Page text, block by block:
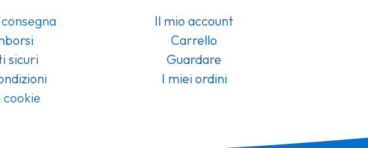
sicuri
cookie
Il mio account
Carrello
Guardare
I miei ordini